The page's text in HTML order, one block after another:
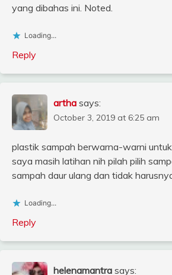
yang dibahas ini. Noted.
Loading...
Reply
artha says:
October 3, 2019 at 6:25 am
plastik sampah berwarna-warni
saya masih latihan nih pilah pilih
sampah daur ulang dan tidak
Loading...
Reply
helenamantra says: